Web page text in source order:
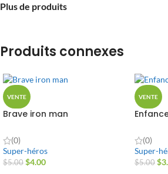
Plus de produits
Produits connexes
VENTE
Brave iron man
(0)
Super-héros
$5.00 $4.00
VENTE
(0)
Super-
$5.00 $